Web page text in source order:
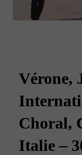
Vérone,
Choral,
Italie –